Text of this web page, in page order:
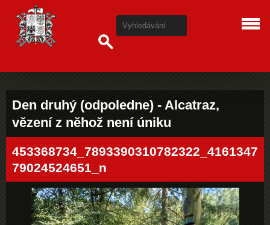
Den druhý (odpoledne) - Alcatraz,
vězení z něhož není úniku
453368734_7893390310782322_4161347
79024524651_n